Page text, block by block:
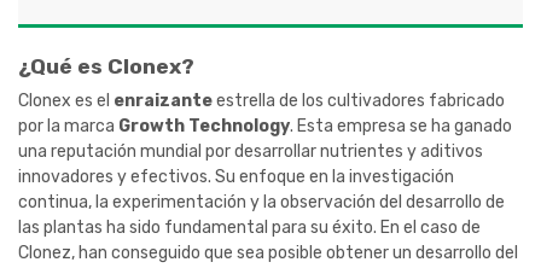
¿Qué es Clonex?
Clonex es el enraizanteestrella de los cultivadores fabricado
por la marca Growth Technology. Esta empresa se ha ganado
una reputación mundial por desarrollar nutrientes y aditivos
innovadores y efectivos. Su enfoque en la investigación
continua, la experimentación y la observación del desarrollo de
las plantas ha sido fundamental para su éxito. En el caso de
Clonez, han conseguido que sea posible obtener un desarrollo del